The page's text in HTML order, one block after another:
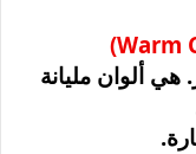
(Warm
ألوان مليانة
.